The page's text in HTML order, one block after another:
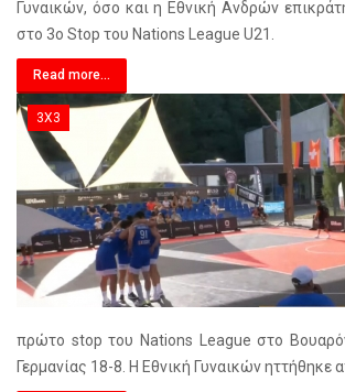
Γυναικών, όσο και η Εθνική Ανδρών
στο 3o Stop του Nations League U21.
Read more...
3X3
πρώτο stop του Nations League στο
Γερμανίας 18-8. Η Εθνική Γυναικών ηττήθηκε